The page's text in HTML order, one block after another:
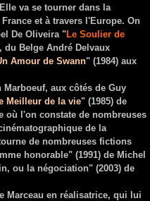
va se tourner dans la
et à travers l'Europe. On
De Oliveira "Le Soulier de
du Belge André Delvaux
Amour de Swann" (1984) aux
Marboeuf, aux côtés de Guy
Meilleur de la vie" (1985) de
où l'on constate de nombreuses
de la
de nombreuses fictions
honorable" (1991) de Michel
ou la négociation" (2003) de
Marceau en réalisatrice, qui lui